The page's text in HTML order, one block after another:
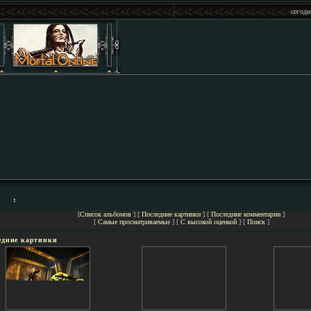
:
[Список альбомов ] [ Последние картинки ] [ Последние комментарии ]
[ Самые просматриваемые] [ С высокой оценкой] [ Поиск]
картинки